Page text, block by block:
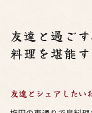
友達と過ご
料理を堪能す
友達とシェアしたい